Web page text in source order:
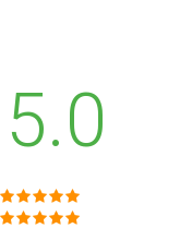
5.0